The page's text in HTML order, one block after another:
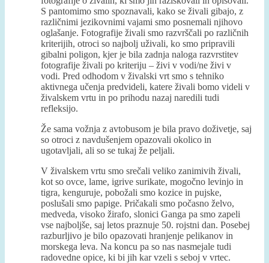
S pantomimo smo spoznavali, kako se živali gibajo, z
različnimi jezikovnimi vajami smo posnemali njihovo
oglašanje. Fotografije živali smo razvrščali po različnih
kriterijih, otroci so najbolj uživali, ko smo pripravili
gibalni poligon, kjer je bila zadnja naloga razvrstitev
fotografije živali po kriteriju – živi v vodi/ne živi v
vodi. Pred odhodom v živalski vrt smo s tehniko
aktivnega učenja predvideli, katere živali bomo videli v
živalskem vrtu in po prihodu nazaj naredili tudi
refleksijo.
Že sama vožnja z avtobusom je bila pravo doživetje, saj
so otroci z navdušenjem opazovali okolico in
ugotavljali, ali so se tukaj že peljali.
V živalskem vrtu smo srečali veliko zanimivih živali,
kot so ovce, lame, igrive surikate, mogočno levinjo in
tigra, kenguruje, pobožali smo kozice in pujske,
poslušali smo papige. Pričakali smo počasno želvo,
medveda, visoko žirafo, slonici Ganga pa smo zapeli
vse najboljše, saj letos praznuje 50. rojstni dan. Posebej
razburljivo je bilo opazovati hranjenje pelikanov in
morskega leva. Na koncu pa so nas nasmejale tudi
radovedne opice, ki bi jih kar vzeli s seboj v vrtec.